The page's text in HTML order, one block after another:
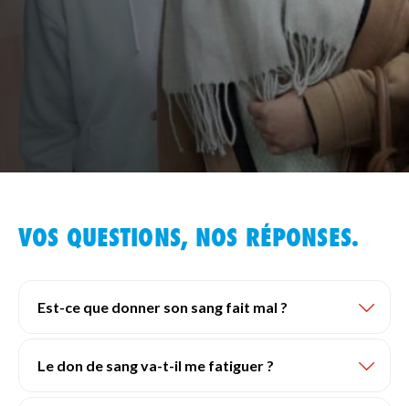
VOS QUESTIONS, NOS RÉPONSES.
Est-ce que donner son sang fait mal ?
Le don de sang va-t-il me fatiguer ?